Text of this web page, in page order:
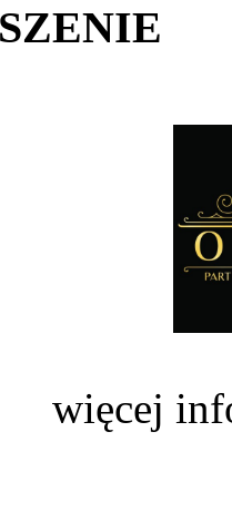
więcej